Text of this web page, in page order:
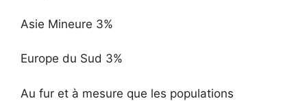
Asie Mineure 3%
Europe du Sud 3%
Au fur et à mesure que les populations